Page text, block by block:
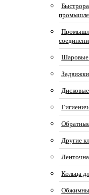
Шаровые
Задвижки
Другие
Кольца